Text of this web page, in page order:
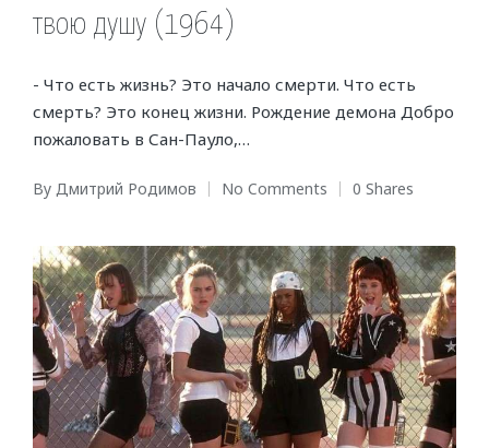
твою душу (1964)
- Что есть жизнь? Это начало смерти. Что есть
смерть? Это конец жизни. Рождение демона Добро
пожаловать в Сан-Пауло,…
Posted
By Дмитрий Родимов No Comments 0 Shares